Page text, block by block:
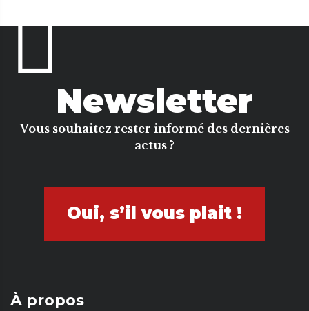
Newsletter
Vous souhaitez rester informé des dernières
actus ?
Oui, s’il vous plait !
À propos